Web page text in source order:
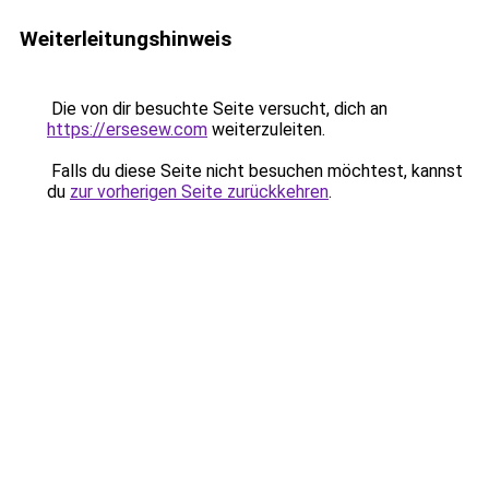
Weiterleitungshinweis
Die von dir besuchte Seite versucht, dich an
https://ersesew.com weiterzuleiten.
Falls du diese Seite nicht besuchen möchtest, kannst
du zur vorherigen Seite zurückkehren.